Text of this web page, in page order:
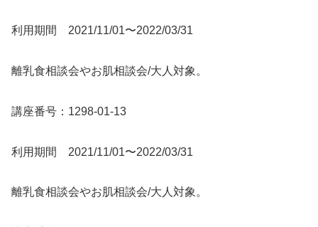
利用期間 2021/11/01〜2022/03/31
離乳食相談会やお肌相談会/大人対象。
講座番号：1298-01-13
利用期間 2021/11/01〜2022/03/31
離乳食相談会やお肌相談会/大人対象。